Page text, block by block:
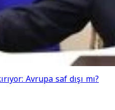
Avrupa saf dışı mı?